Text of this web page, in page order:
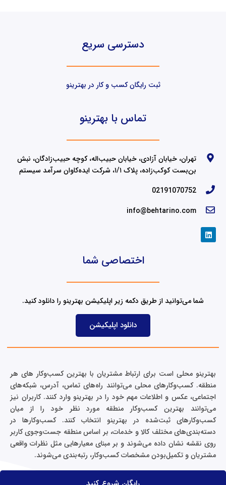
دسترسی سریع
ثبت رایگان کسب و کار در بهترینو
تماس با بهترینو
تهران، خیابان آزادی، خیابان حبیب‌اله، کوچه حبیب‌زادگان، نبش
بن‌بست کوکب‌زاده، پلاک ۱/۱، شرکت ایده‌کاوان سرآمد سیستم
02191070752
info@behtarino.com
L
i
n
اختصاصی شما
شما می‌توانید از طریق دکمه زیر اپلیکیشن بهترینو را دانلود کنید.
دانلود اپلیکیشن
بهترینو محلی است برای ارتباط مشتریان با بهترین کسب‌وکار های هر
منطقه. کسب‌وکارهای محلی می‌توانند راه‌های تماس، آدرس، شبکه‌های
اجتماعی، عکس و اطلاعات مهم خود را در بهترینو وارد کنند. کاربران نیز
می‌توانند بهترین کسب‌وکار منطقه مورد نظر خود را از میان
کسب‌وکارهای ثبت‌شده در بهترینو انتخاب کنند. کسب‌وکارها در
دسته‌بندی‌های مختلف کالا و خدمات، بر اساس منطقه جست‌وجوی کاربر
روی نقشه نشان داده می‌شوند و بر مبنای معیارهایی مثل نظرات واقعی
مشتریان و تکمیل‌بودن مشخصات کسب‌وکار، رتبه‌بندی می‌شوند.